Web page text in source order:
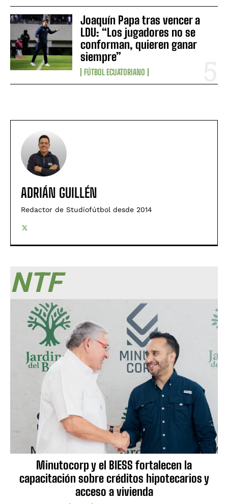
Joaquín Papa tras vencer a
LDU: “Los jugadores no se
conforman, quieren ganar
siempre”
FÚTBOL ECUATORIANO
ADRIÁN GUILLÉN
Redactor de Studiofútbol desde 2014
NTF
Minutocorp y el BIESS fortalecen la
capacitación sobre créditos hipotecarios y
acceso a vivienda